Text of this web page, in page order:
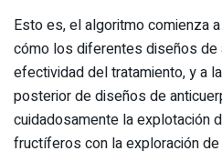
Esto es, el algoritmo comienza
cómo los diferentes diseños de
efectividad del tratamiento, y a
posterior de diseños de
cuidadosamente la explotación
fructíferos con la exploración de